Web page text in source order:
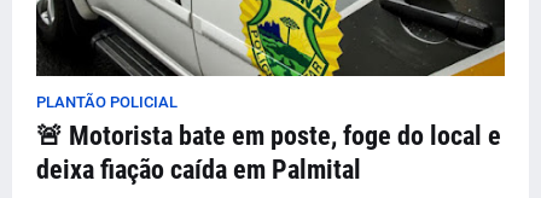
PLANTÃO POLICIAL
🚨 Motorista bate em poste, foge do local e
deixa fiação caída em Palmital